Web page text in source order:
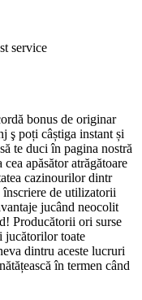
service
bonus de originar
ş poți câștiga instant și
te duci în pagina nostră
apăsător atrăgătoare
cazinourilor dintr
de utilizatorii
jucând neocolit
Producătorii ori surse
jucătorilor toate
dintru aceste lucruri
în termen când